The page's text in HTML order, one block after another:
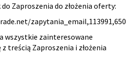
Zaproszenia do złożenia oferty:
wszystkie zainteresowane
treścią Zaproszenia i złożenia